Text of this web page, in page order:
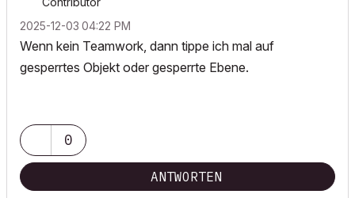
‎2025-12-03 04:22 PM
Wenn kein Teamwork, dann tippe ich mal auf
gesperrtes Objekt oder gesperrte Ebene.
0
ANTWORTEN